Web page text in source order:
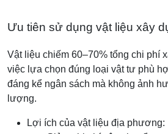
Ưu tiên sử dụng vật liệu xây
Vật liệu chiếm 60–70% tổng chi phí
việc lựa chọn đúng loại vật tư phù
đáng kể ngân sách mà không ảnh
lượng.
Lợi ích của vật liệu địa phương: